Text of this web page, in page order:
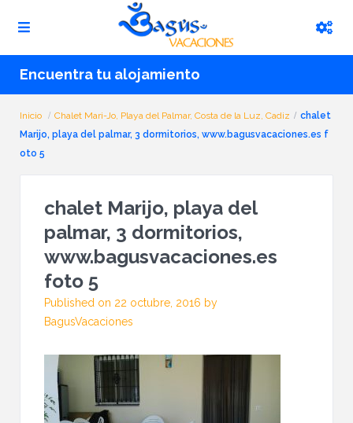
Encuentra tu alojamiento
Inicio Chalet Mari-Jo, Playa del Palmar, Costa de la Luz, Cadiz
chalet
Marijo, playa del palmar, 3 dormitorios, www.bagusvacaciones.es f
oto 5
chalet Marijo, playa del
palmar, 3 dormitorios,
www.bagusvacaciones.es
foto 5
Published on 22 octubre, 2016 by
BagusVacaciones